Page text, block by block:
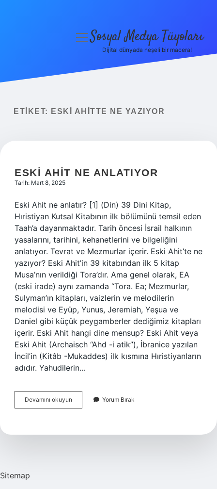
Yasal Uyarı
menüyüSosyal Medya Tüyoları
Dijital dünyada neşeli bir macera!
ETIKET: ESKI AHITTE NE YAZIYOR
ESKI AHIT NE ANLATIYOR
Tarih: Mart 8, 2025
Eski Ahit ne anlatır? [1] (Din) 39 Dini Kitap,
Hıristiyan Kutsal Kitabının ilk bölümünü temsil eden
Taah’a dayanmaktadır. Tarih öncesi İsrail halkının
yasalarını, tarihini, kehanetlerini ve bilgeliğini
anlatıyor. Tevrat ve Mezmurlar içerir. Eski Ahit’te ne
yazıyor? Eski Ahit’in 39 kitabından ilk 5 kitap
Musa’nın verildiği Tora’dır. Ama genel olarak, EA
(eski irade) aynı zamanda “Tora. Ea; Mezmurlar,
Sulyman’ın kitapları, vaizlerin ve melodilerin
melodisi ve Eyüp, Yunus, Jeremiah, Yeşua ve
Daniel gibi küçük peygamberler dediğimiz kitapları
içerir. Eski Ahit hangi dine mensup? Eski Ahit veya
Eski Ahit (Archaisch “Ahd -i atik”), İbranice yazılan
İncil’in (Kitâb -Mukaddes) ilk kısmına Hıristiyanların
adıdır. Yahudilerin…
Devamını okuyun
Ahit
Yorum Bırak
Sitemap